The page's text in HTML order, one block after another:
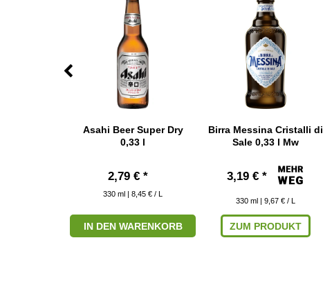
Asahi Beer Super Dry
0,33 l
2,79 € *
330 ml | 8,45 € / L
IN DEN WARENKORB
Birra Messina Cristalli di
Sale 0,33 l Mw
3,19 € *
330 ml | 9,67 € / L
ZUM PRODUKT